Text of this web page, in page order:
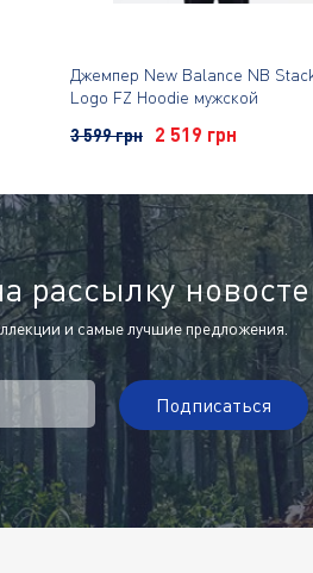
Джемпер New Balance NB
Logo FZ Hoodie мужской
3 599 грн
2 519 грн
рассылку
и самые лучшие предложения.
Подписаться